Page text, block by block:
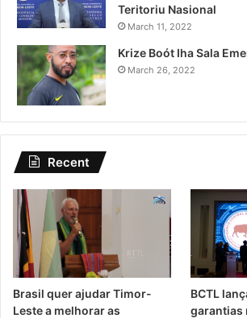
Teritoriu Nasional
March 11, 2022
Krize Boót Iha Sala
March 26, 2022
Recent
Brasil quer ajudar Timor-
Leste a melhorar as
BCTL
garantias